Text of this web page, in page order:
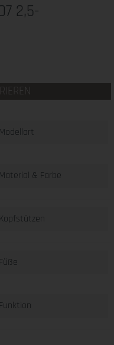
2,5-
Modellart
Material & Farbe
Kopfstützen
Füße
Funktion